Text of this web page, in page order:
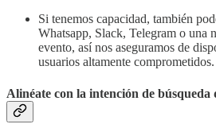
Si tenemos capacidad, también
Whatsapp, Slack, Telegram o una
evento, así nos aseguramos de
usuarios altamente comprometidos.
Alinéate con la intención de búsqueda